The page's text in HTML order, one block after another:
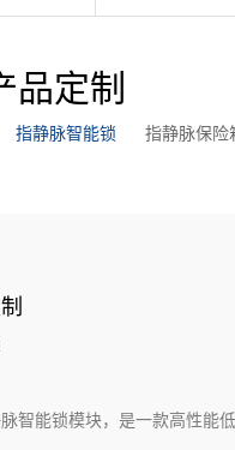
品定制
指静脉智能锁 指静脉保险
智能锁模块，是一款高性能